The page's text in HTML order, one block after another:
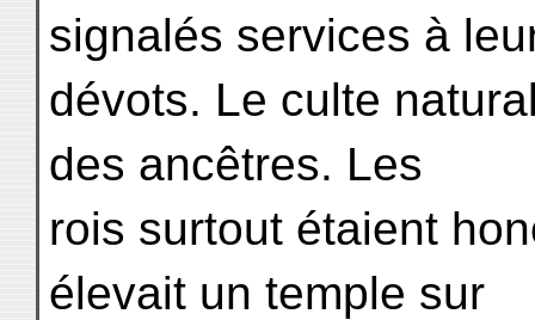
signalés services à
dévots. Le culte
des ancêtres. Les
rois surtout étaient
élevait un temple sur